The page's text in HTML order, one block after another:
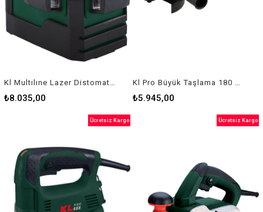
Kl Multılıne Lazer Distomat Kllzr93
₺8.035,00
Kl Pro Büyük Taşlama 180 Mm Klbt87180
₺5.945,00
Ücretsiz Kargo Ücretsiz Kargo